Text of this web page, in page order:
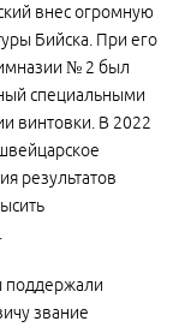
внес огромную
Бийска. При его
№ 2 был
специальными
винтовки. В 2022
результатов
поддержали
звание